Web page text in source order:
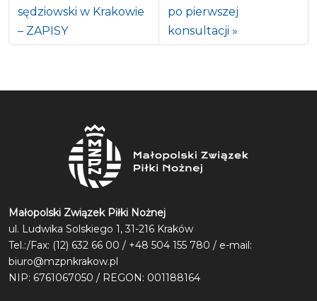
sędziowski w Krakowie
– ZAPISY
po pierwszej
konsultacji
Małopolski Związek Piłki Nożnej
ul. Ludwika Solskiego 1, 31-216 Kraków
Tel.:/Fax: (12) 632 66 00 / +48 504 155 780 / e-mail:
biuro@mzpnkrakow.pl
NIP: 6761067050 / REGON: 001188164